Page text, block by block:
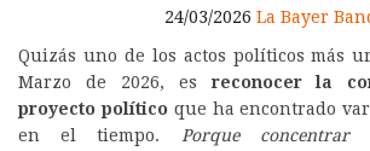
24/03/2026 La Bayer
Quizás uno de los actos políticos más
Marzo de 2026, es reconocer la
proyecto políticoque ha encontrado
en el tiempo.
Porque concentrar